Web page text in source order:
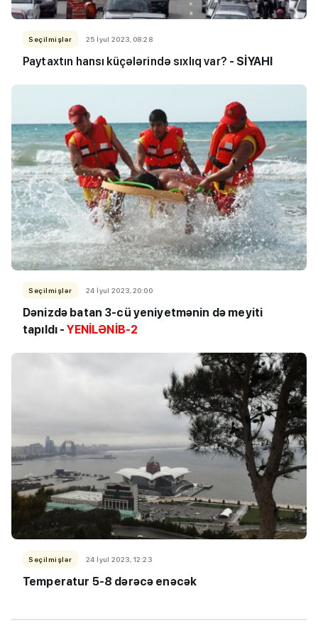
Seçilmişlər 25 İyul 2023, 08:28
Paytaxtın hansı küçələrində sıxlıq var? - SİYAHI
Seçilmişlər 24 İyul 2023, 20:00
Dənizdə batan 3-cü yeniyetmənin də meyiti
tapıldı -YENİLƏNİB-2
Seçilmişlər 24 İyul 2023, 12:23
Temperatur 5-8 dərəcə enəcək